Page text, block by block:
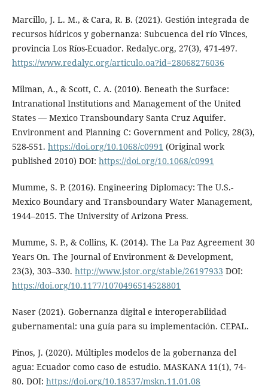
Marcillo, J. L. M., & Cara, R. B. (2021). Gestión integrada de
recursos hídricos y gobernanza: Subcuenca del río Vinces,
provincia Los Ríos-Ecuador. Redalyc.org, 27(3), 471-497.
https://www.redalyc.org/articulo.oa?id=28068276036
Milman, A., & Scott, C. A. (2010). Beneath the Surface:
Intranational Institutions and Management of the United
States — Mexico Transboundary Santa Cruz Aquifer.
Environment and Planning C: Government and Policy, 28(3),
528-551. https://doi.org/10.1068/c0991 (Original work
published 2010) DOI: https://doi.org/10.1068/c0991
Mumme, S. P. (2016). Engineering Diplomacy: The U.S.-
Mexico Boundary and Transboundary Water Management,
1944–2015. The University of Arizona Press.
Mumme, S. P., & Collins, K. (2014). The La Paz Agreement 30
Years On. The Journal of Environment & Development,
23(3), 303–330. http://www.jstor.org/stable/26197933 DOI:
https://doi.org/10.1177/1070496514528801
Naser (2021). Gobernanza digital e interoperabilidad
gubernamental: una guía para su implementación. CEPAL.
Pinos, J. (2020). Múltiples modelos de la gobernanza del
agua: Ecuador como caso de estudio. MASKANA 11(1), 74-
80. DOI: https://doi.org/10.18537/mskn.11.01.08